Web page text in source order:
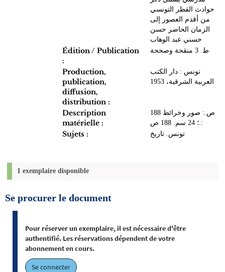
حوادث القطر التونسي
من أقدم العصور إلى
الزمان الحاضر حسن
حسني عبد الوهاب
Édition / Publication
:
ط. 3 منقحة وصححة
Production,
publication,
diffusion,
distribution :
تونس : دار الكتب
العربية الشرقية، 1953
Description
matérielle :
188 ص.: صور وخرائط
؛ 24 سم. 188 ص.:
Sujets : تونس. تاريخ
1 exemplaire disponible
Se procurer le document
Pour réserver un exemplaire, il est nécessaire d'être
authentifié. Les réservations dépendent de votre
abonnement en cours.
Se connecter